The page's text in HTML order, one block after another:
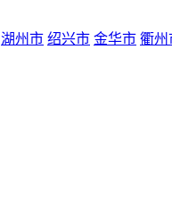
湖州市 绍兴市 金华市 衢州